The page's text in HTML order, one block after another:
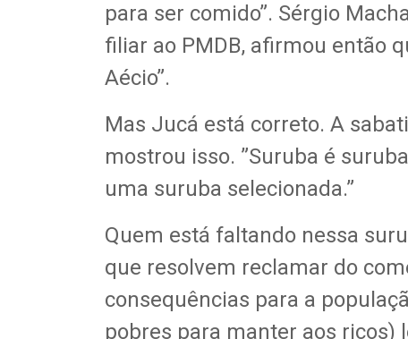
para ser comido”. Sérgio
filiar ao PMDB, afirmou então
Aécio”.
Mas Jucá está correto. A
mostrou isso. ”Suruba é
uma suruba selecionada.”
Quem está faltando nessa
que resolvem reclamar do
consequências para a
pobres para manter aos ricos)